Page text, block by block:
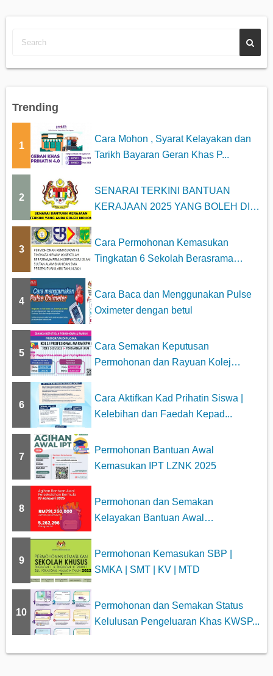
Trending
1
Cara Mohon , Syarat Kelayakan dan
Tarikh Bayaran Geran Khas P...
2
SENARAI TERKINI BANTUAN
KERAJAAN 2025 YANG BOLEH DI
3
Cara Permohonan Kemasukan
Tingkatan 6 Sekolah Berasrama
4
Cara Baca dan Menggunakan Pulse
Oximeter dengan betul
5
Cara Semakan Keputusan
Permohonan dan Rayuan Kolej
6
Cara Aktifkan Kad Prihatin Siswa |
Kelebihan dan Faedah Kepad...
7
Permohonan Bantuan Awal
Kemasukan IPT LZNK 2025
8
Permohonan dan Semakan
Kelayakan Bantuan Awal
9
Permohonan Kemasukan SBP |
SMKA | SMT | KV | MTD
10
Permohonan dan Semakan Status
Kelulusan Pengeluaran Khas KWSP...